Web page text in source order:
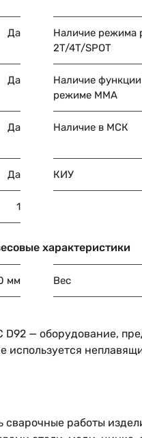
Да
Наличие режима
2T/4T/SPOT
Да
Наличие
режиме MMA
Да Наличие в МСК
Да КИУ
1
характеристики
мм Вес
— оборудование,
используется
работы